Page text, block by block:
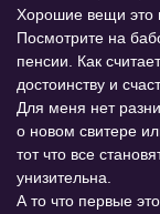
Хорошие вещи это
Посмотрите на
пенсии. Как
достоинству и
Для меня нет
о новом свитере
тот что все
унизительна.
А то что первые